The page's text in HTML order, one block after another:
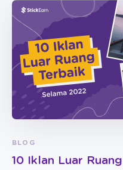
BLOG
10 Iklan Luar